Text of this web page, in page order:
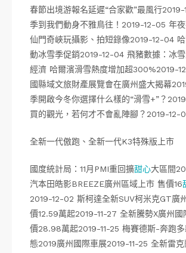
春節出境游報名延遲“合家歡”最風行
季到我們動身不雅鳥往！2019-12-05 年夜
仙門奇峽玩攝影、拍短錄像2019-12-04
動冰雪季促銷2019-12-04 飛豬數據：冰
經濟 哈爾濱滑雪熱度增加超300%2019-
國縣域文旅財產展覽會在廣州盛大揭幕
季開啟今冬你選擇什么樣的“滑雪+”？
買的觀光，若何才不會亂陣腳？2019-12-
全新一代傲跑、全新一代K3特殊版上市
國度統計局：11月PMI重回擴甜心大區間
汽本田皓影BREEZE廣州區域上市 售價16
2019-12-02 斯柯達全新SUV柯米克GT廣
價12.59萬起2019-11-27 ​全新騰勢X廣州
價28.98萬起2019-11-25 梅賽德斯-奔跑
態2019廣州國際車展2019-11-25 全新雷